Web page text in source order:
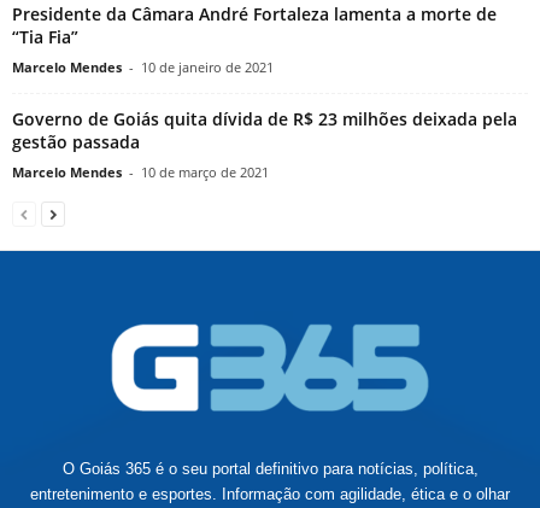
Presidente da Câmara André Fortaleza lamenta a morte de
“Tia Fia”
Marcelo Mendes - 10 de janeiro de 2021
Governo de Goiás quita dívida de R$ 23 milhões deixada pela
gestão passada
Marcelo Mendes - 10 de março de 2021
O Goiás 365 é o seu portal definitivo para notícias, política,
entretenimento e esportes. Informação com agilidade, ética e o olhar